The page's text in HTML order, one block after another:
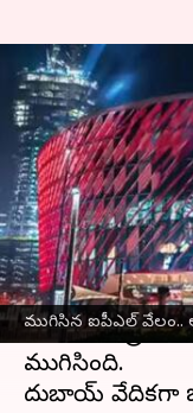
ముగిసిన ఐపీఎల్ వేలం..
IPL 2024
ఐపీఎల్
కొనుగోలు
వ్రాసిన వారు Jayachandra Akuri
ఈ వార్తాకథనం ఏంటి
క్రికెట్ అభిమానులు
ఇండియన్
ముగిసింది.
దుబాయ్ వేదికగా